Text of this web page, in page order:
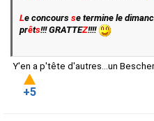
Le concours se termine le
prêts!!! GRATTEZ!!!!
Y'en a p'tête d'autres...un
+5